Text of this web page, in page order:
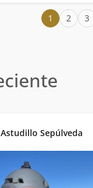
1 2 3
Sepúlveda